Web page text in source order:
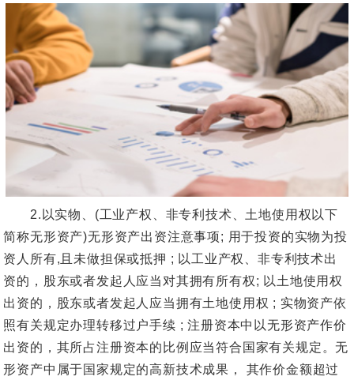
2.以实物、(工业产权、非专利技术、土地使用权以下
简称无形资产)无形资产出资注意事项; 用于投资的实物为投
资人所有,且未做担保或抵押 ; 以工业产权、非专利技术出
资的，股东或者发起人应当对其拥有所有权; 以土地使用权
出资的，股东或者发起人应当拥有土地使用权 ; 实物资产依
照有关规定办理转移过户手续 ; 注册资本中以无形资产作价
出资的，其所占注册资本的比例应当符合国家有关规定。无
形资产中属于国家规定的高新技术成果， 其作价金额超过